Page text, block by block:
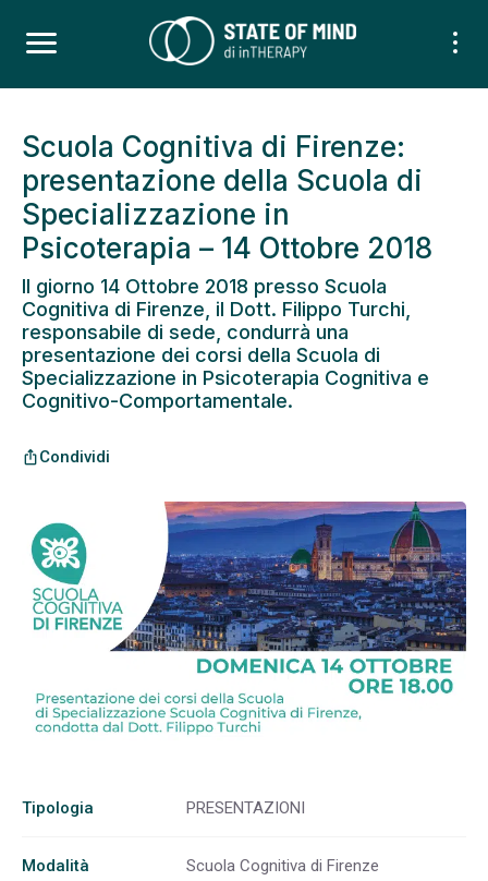
Scuola Cognitiva di Firenze:
presentazione della Scuola di
Specializzazione in
Psicoterapia – 14 Ottobre 2018
Il giorno 14 Ottobre 2018 presso Scuola
Cognitiva di Firenze, il Dott. Filippo Turchi,
responsabile di sede, condurrà una
presentazione dei corsi della Scuola di
Specializzazione in Psicoterapia Cognitiva e
Cognitivo-Comportamentale.
ios_shareCondividi
Tipologia PRESENTAZIONI
Modalità Scuola Cognitiva di Firenze